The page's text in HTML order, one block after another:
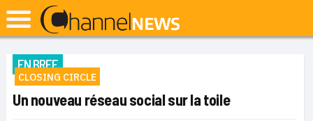
EN BREF
CLOSING CIRCLE
Un nouveau réseau social sur la toile